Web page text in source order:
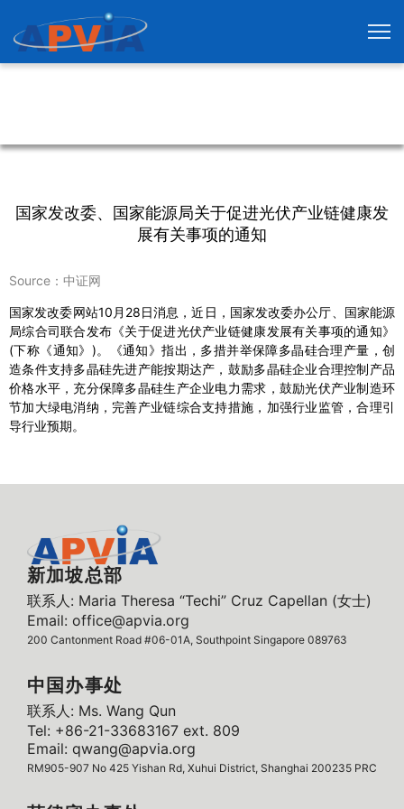
国家发改委、国家能源局关于促进光伏产业链健康发
展有关事项的通知
Source：中证网
国家发改委网站10月28日消息，近日，国家发改委办公厅、国家能源
局综合司联合发布《关于促进光伏产业链健康发展有关事项的通知》
(下称《通知》)。《通知》指出，多措并举保障多晶硅合理产量，创
造条件支持多晶硅先进产能按期达产，鼓励多晶硅企业合理控制产品
价格水平，充分保障多晶硅生产企业电力需求，鼓励光伏产业制造环
节加大绿电消纳，完善产业链综合支持措施，加强行业监管，合理引
导行业预期。
新加坡总部
联系人: Maria Theresa “Techi” Cruz Capellan (女士)
Email: office@apvia.org
200 Cantonment Road #06-01A, Southpoint Singapore 089763
中国办事处
联系人: Ms. Wang Qun
Tel: +86-21-33683167 ext. 809
Email: qwang@apvia.org
RM905-907 No 425 Yishan Rd, Xuhui District, Shanghai 200235 PRC